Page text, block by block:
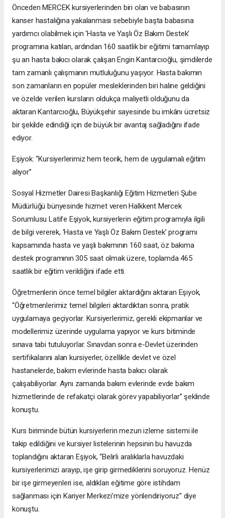
Önceden MERCEK kursiyerlerinden biri olan ve babasının
kanser hastalığına yakalanması sebebiyle başta babasına
yardımcı olabilmek için ‘Hasta ve Yaşlı Öz Bakım Destek’
programına katılan, ardından 160 saatlik bir eğitimi tamamlayıp
şu an hasta bakıcı olarak çalışan Engin Kantarcıoğlu, şimdilerde
tam zamanlı çalışmanın mutluluğunu yaşıyor. Hasta bakımın
son zamanların en popüler mesleklerinden biri haline geldiğini
ve özelde verilen kursların oldukça maliyetli olduğunu da
aktaran Kantarcıoğlu, Büyükşehir sayesinde bu imkânı ücretsiz
bir şekilde edindiği için de büyük bir avantaj sağladığını ifade
ediyor.
Eşiyok: “Kursiyerlerimiz hem teorik, hem de uygulamalı eğitim
alıyor”
Sosyal Hizmetler Dairesi Başkanlığı Eğitim Hizmetleri Şube
Müdürlüğü bünyesinde hizmet veren Halkkent Mercek
Sorumlusu Latife Eşiyok, kursiyerlerin eğitim programıyla ilgili
de bilgi vererek, ‘Hasta ve Yaşlı Öz Bakım Destek’ programı
kapsamında hasta ve yaşlı bakımının 160 saat, öz bakıma
destek programının 305 saat olmak üzere, toplamda 465
saatlik bir eğitim verildiğini ifade etti.
Öğretmenlerin önce temel bilgiler aktardığını aktaran Eşiyok,
“Öğretmenlerimiz temel bilgileri aktardıktan sonra, pratik
uygulamaya geçiyorlar. Kursiyerlerimiz, gerekli ekipmanlar ve
modellerimiz üzerinde uygulama yapıyor ve kurs bitiminde
sınava tabi tutuluyorlar. Sınavdan sonra e-Devlet üzerinden
sertifikalarını alan kursiyerler, özellikle devlet ve özel
hastanelerde, bakım evlerinde hasta bakıcı olarak
çalışabiliyorlar. Aynı zamanda bakım evlerinde evde bakım
hizmetlerinde de refakatçi olarak görev yapabiliyorlar” şeklinde
konuştu.
Kurs biriminde bütün kursiyerlerin mezun izleme sistemi ile
takip edildiğini ve kursiyer listelerinin hepsinin bu havuzda
toplandığını aktaran Eşiyok, “Belirli aralıklarla havuzdaki
kursiyerlerimizi arayıp, işe girip girmediklerini soruyoruz. Henüz
bir işe girmeyenleri ise, aldıkları eğitime göre istihdam
sağlanması için Kariyer Merkezi’mize yönlendiriyoruz” diye
konuştu.